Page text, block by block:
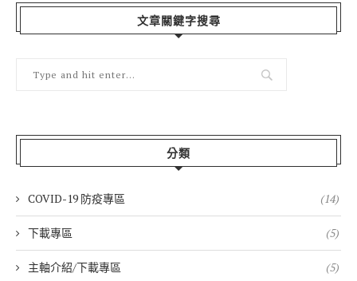
文章關鍵字搜尋
分類
COVID-19 防疫專區 (14)
下載專區 (5)
主軸介紹/下載專區 (5)